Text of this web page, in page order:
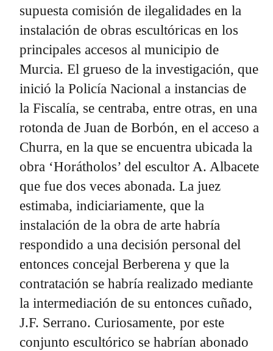
supuesta comisión de ilegalidades en la
instalación de obras escultóricas en los
principales accesos al municipio de
Murcia. El grueso de la investigación, que
inició la Policía Nacional a instancias de
la Fiscalía, se centraba, entre otras, en una
rotonda de Juan de Borbón, en el acceso a
Churra, en la que se encuentra ubicada la
obra ‘Horátholos’ del escultor A. Albacete
que fue dos veces abonada. La juez
estimaba, indiciariamente, que la
instalación de la obra de arte habría
respondido a una decisión personal del
entonces concejal Berberena y que la
contratación se habría realizado mediante
la intermediación de su entonces cuñado,
J.F. Serrano. Curiosamente, por este
conjunto escultórico se habrían abonado